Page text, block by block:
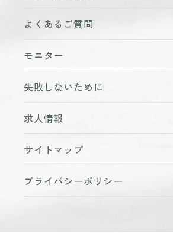
よくあるご質問
モニター
失敗しないために
求人情報
サイトマップ
プライバシーポリシー